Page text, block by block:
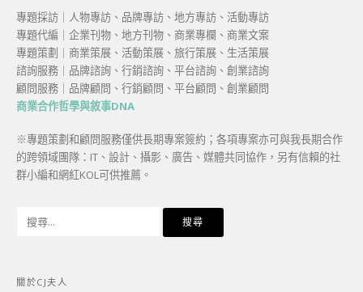
專題採訪｜人物專訪、品牌專訪、地方專訪、活動專訪
專題代編｜企業刊物、地方刊物、商業專欄、商業文案
專題策劃｜商業策展、活動策展、旅行策展、生活策展
諮詢服務｜品牌諮詢、行銷諮詢、平台諮詢、創業諮詢
顧問服務｜品牌顧問、行銷顧問、平台顧問、創業顧問
商業合作哲學與敘事DNA
※專題策劃和顧問服務僅供長期專案簽約；各項專案亦可與我長期合作
的跨領域團隊：IT、設計、攝影、廣告、媒體共同協作，另有信賴的社
群小編和網紅KOL可供推薦。
字:
關於CJ夫人